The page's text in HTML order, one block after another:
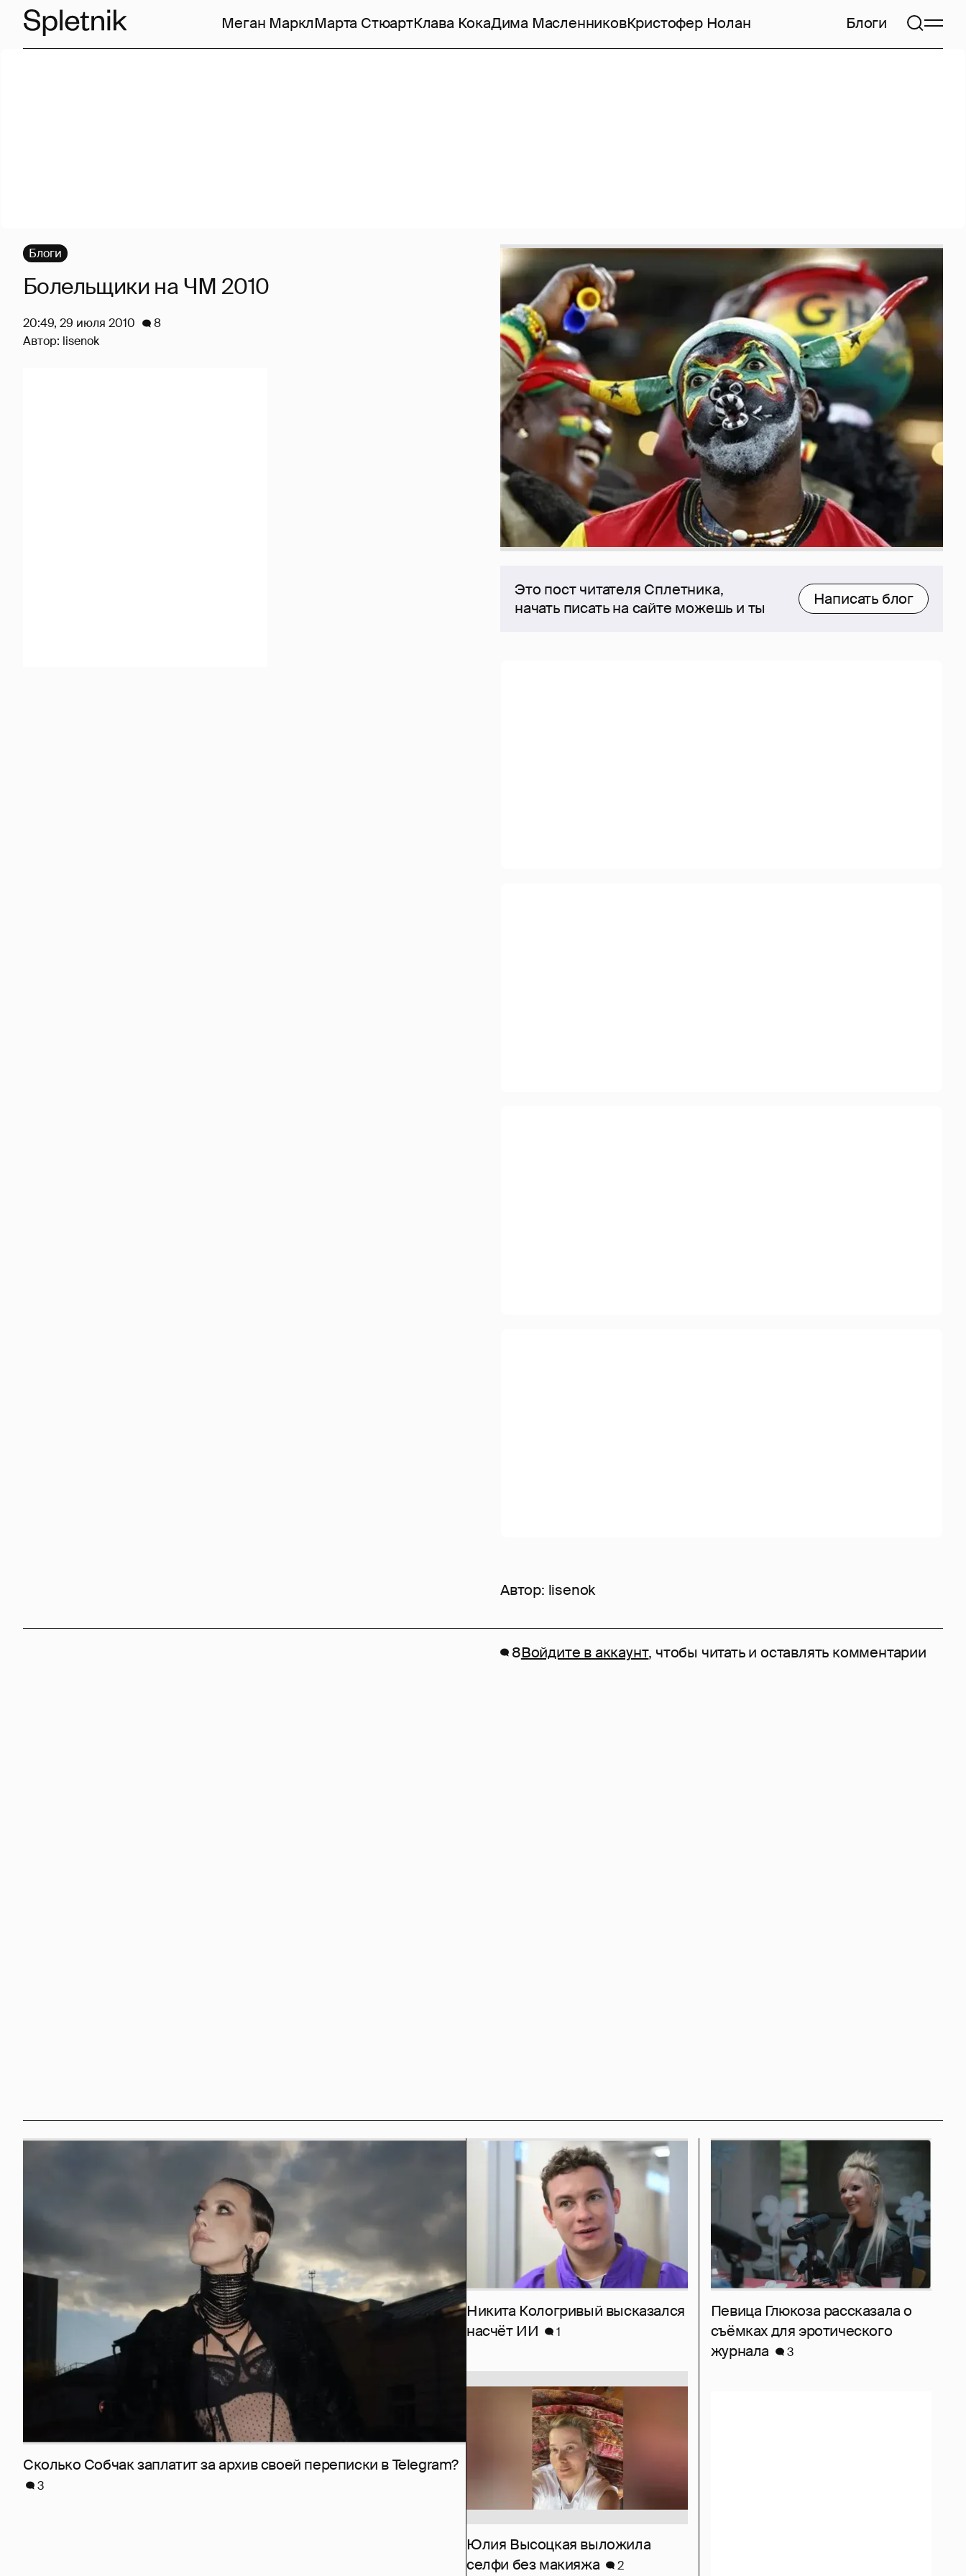
Меган МарклМарта СтюартКлава КокаДима МасленниковКристофер Нолан Блоги
Это пост читателя Сплетника,
начать писать на сайте можешь и ты
Написать блог
Автор: lisenok
Блоги
Болельщики на ЧМ 2010
20:49, 29 июля 2010
8
Автор: lisenok
8Войдите в аккаунт, чтобы читать и оставлять комментарии
Сколько Собчак заплатит за архив своей перeписки в Telegram?
3
Никита Кологривый высказался
насчёт ИИ
1
Певица Глюкоза рассказала о
съёмках для эротического
журнала
3
Юлия Высоцкая выложила
селфи без макияжа
2